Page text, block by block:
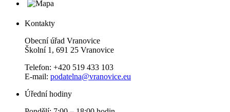
Kontakty
Obecní úřad Vranovice
Školní 1, 691 25 Vranovice
Telefon: +420 519 433 103
E-mail: podatelna@vranovice.eu
Úřední hodiny